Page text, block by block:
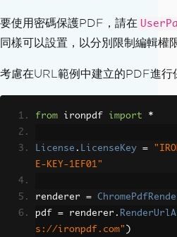
要使用密碼保護PDF，請在
同樣可以設置，以分別限制編輯權
考慮在URL範例中建立的PDF進行
from ironpdf import *
License . LicenseKey =
E-KEY-1EF01"
renderer =
pdf = renderer .
s://ironpdf.com" )